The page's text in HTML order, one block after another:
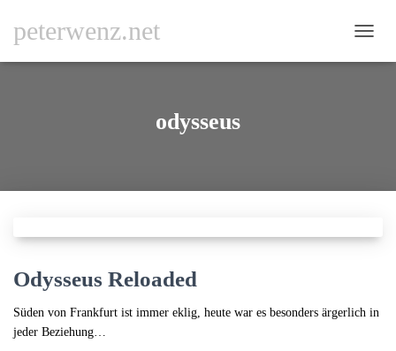
peterwenz.net
odysseus
Odysseus Reloaded
Süden von Frankfurt ist immer eklig, heute war es besonders ärgerlich in
jeder Beziehung…